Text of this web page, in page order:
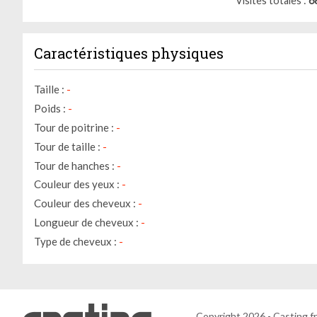
Caractéristiques physiques
Taille : -
Poids : -
Tour de poitrine : -
Tour de taille : -
Tour de hanches : -
Couleur des yeux : -
Couleur des cheveux : -
Longueur de cheveux : -
Type de cheveux : -